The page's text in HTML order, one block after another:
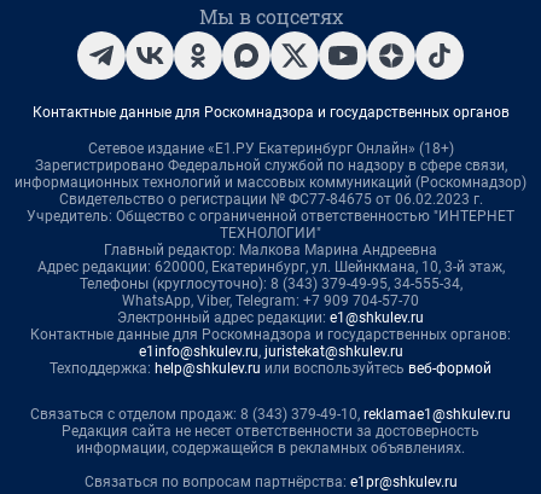
Мы в соцсетях
Контактные данные для Роскомнадзора и государственных органов
Сетевое издание «Е1.РУ Екатеринбург Онлайн» (18+)
Зарегистрировано Федеральной службой по надзору в сфере связи,
информационных технологий и массовых коммуникаций (Роскомнадзор)
Свидетельство о регистрации № ФС77-84675 от 06.02.2023 г.
Учредитель: Общество с ограниченной ответственностью "ИНТЕРНЕТ
ТЕХНОЛОГИИ"
Главный редактор: Малкова Марина Андреевна
Адрес редакции: 620000, Екатеринбург, ул. Шейнкмана, 10, 3-й этаж,
Телефоны (круглосуточно): 8 (343) 379-49-95, 34-555-34,
WhatsApp, Viber, Telegram: +7 909 704-57-70
Электронный адрес редакции: e1@shkulev.ru
Контактные данные для Роскомнадзора и государственных органов:
e1info@shkulev.ru, juristekat@shkulev.ru
Техподдержка: help@shkulev.ru или воспользуйтесь веб-формой
Связаться с отделом продаж: 8 (343) 379-49-10, reklamae1@shkulev.ru
Редакция сайта не несет ответственности за достоверность
информации, содержащейся в рекламных объявлениях.
Связаться по вопросам партнёрства: e1pr@shkulev.ru